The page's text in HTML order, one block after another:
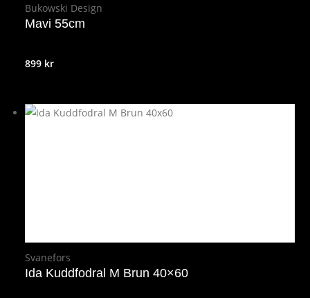
Bukowski Design
Mavi 55cm
899 kr
Svanefors
Ida Kuddfodral M Brun 40×60